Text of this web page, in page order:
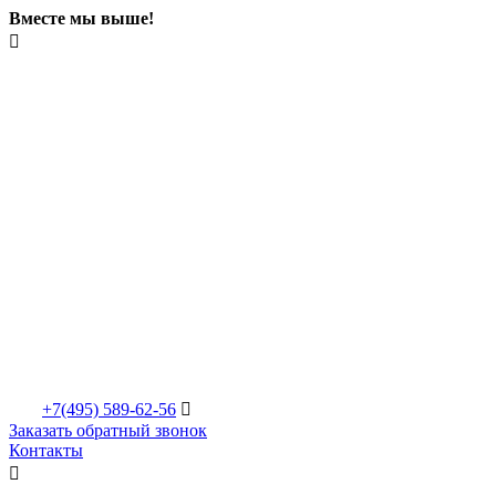
Вместе мы выше!

+7(495) 589-62-56 
Заказать обратный звонок
Контакты
